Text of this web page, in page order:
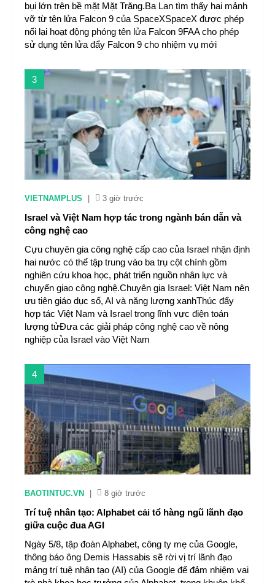
bụi lớn trên bề mặt Mặt Trăng.Ba Lan tìm thấy hai mảnh
vỡ từ tên lửa Falcon 9 của SpaceXSpaceX được phép
nối lại hoạt động phóng tên lửa Falcon 9FAA cho phép
sử dụng tên lửa đẩy Falcon 9 cho nhiệm vụ mới
3
VIETNAMPLUS 3 giờ trước
Israel và Việt Nam hợp tác trong ngành bán dẫn và
công nghệ cao
Cựu chuyên gia công nghệ cấp cao của Israel nhận định
hai nước có thể tập trung vào ba trụ cột chính gồm
nghiên cứu khoa học, phát triển nguồn nhân lực và
chuyển giao công nghệ.Chuyên gia Israel: Việt Nam nên
ưu tiên giáo dục số, AI và năng lượng xanhThúc đẩy
hợp tác Việt Nam và Israel trong lĩnh vực điện toán
lượng tửĐưa các giải pháp công nghệ cao về nông
nghiệp của Israel vào Việt Nam
4
BAOTINTUC.VN 8 giờ trước
Trí tuệ nhân tạo: Alphabet cải tổ hàng ngũ lãnh đạo
giữa cuộc đua AGI
Ngày 5/8, tập đoàn Alphabet, công ty mẹ của Google,
thông báo ông Demis Hassabis sẽ rời vị trí lãnh đạo
mảng trí tuệ nhân tạo (AI) của Google để đảm nhiệm vai